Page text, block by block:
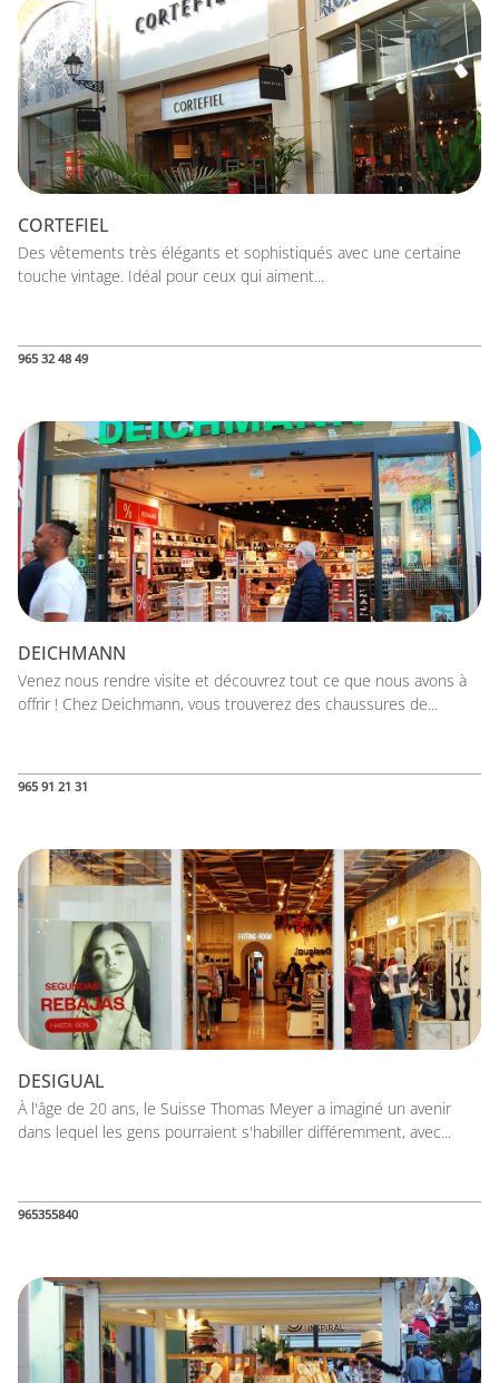
CORTEFIEL
Des vêtements très élégants et sophistiqués avec une certaine
touche vintage. Idéal pour ceux qui aiment...
965 32 48 49
DEICHMANN
Venez nous rendre visite et découvrez tout ce que nous avons à
offrir ! Chez Deichmann, vous trouverez des chaussures de...
965 91 21 31
DESIGUAL
À l'âge de 20 ans, le Suisse Thomas Meyer a imaginé un avenir
dans lequel les gens pourraient s'habiller différemment, avec...
965355840